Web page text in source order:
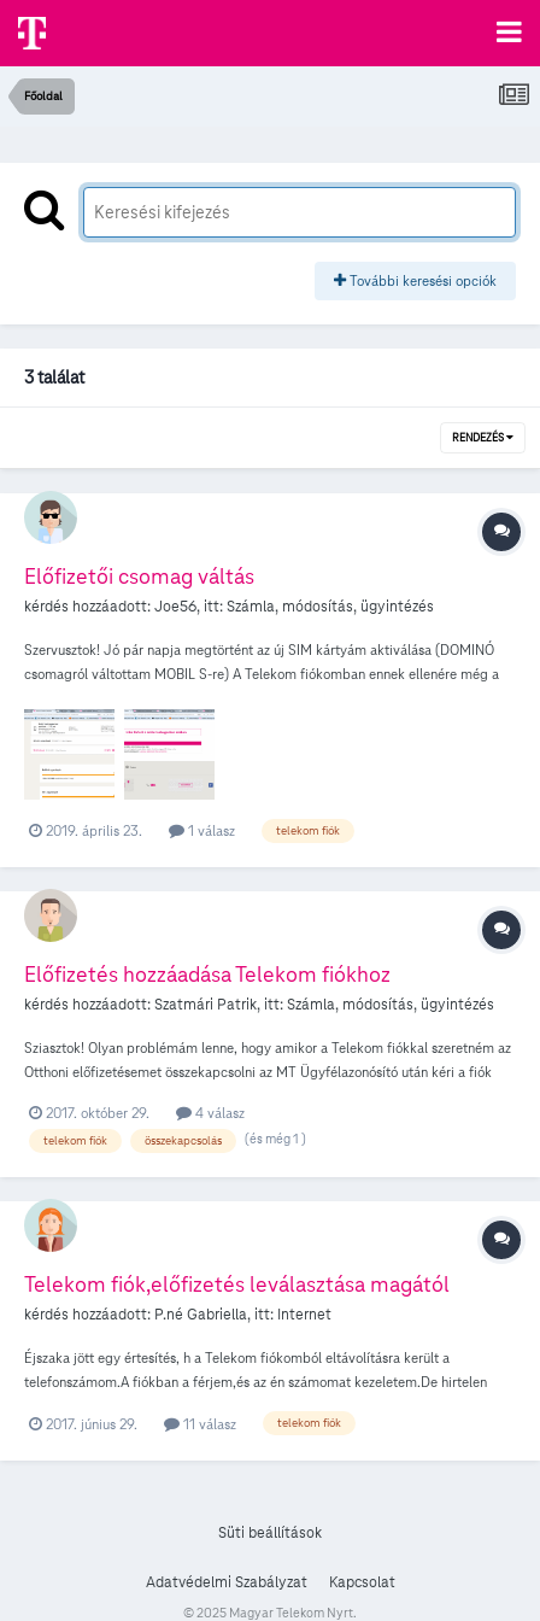
Főoldal
További keresési opciók
3 találat
RENDEZÉS
Előfizetői csomag váltás
kérdés hozzáadott:Joe56, itt:Számla, módosítás, ügyintézés
Szervusztok! Jó pár napja megtörtént az új SIM kártyám aktiválása (DOMINÓ
csomagról váltottam MOBIL S-re) A Telekom fiókomban ennek ellenére még a
szöveg olvasható az adott telefonszámhoz kapcsolódóan. Az "egyenleged"
sorban pedig továbbra sem látható a feltöltőkártyás előfizetésből áthozott 4111,-
Ft. Ez kb. milyen hosszú ideig maradhat így? Összefügg-e ezzel a pillanatnyi
helyzettel, hogy a fiókomban böngészve, többek között a "Számlák" menüpont
alatti Számlázási beállítások megnyitásakor, a "Telekom_2.png" képen látható
felirat jelenik meg. Ez utóbbi a végeredmény az említett előfizetés menüjénél
szereplő "Alapadatok -- személyes adatok" megnyitásakor is. Üdvözlettel: Joe56
2019. április 23. 1 válasz telekom fiók
Előfizetés hozzáadása Telekom fiókhoz
kérdés hozzáadott:Szatmári Patrik, itt:Számla, módosítás, ügyintézés
Sziasztok! Olyan problémám lenne, hogy amikor a Telekom fiókkal szeretném az
Otthoni előfizetésemet összekapcsolni az MT Ügyfélazonósító után kéri a fiók
van ez? Már mindennel Próbálkoztam!
2017. október 29. 4 válasz
telekom fiók összekapcsolás (és még 1 )
Telekom fiók,előfizetés leválasztása magától
kérdés hozzáadott: P.né Gabriella, itt: Internet
Éjszaka jött egy értesítés, h a Telekom fiókomból eltávolításra került a
telefonszámom.A fiókban a férjem,és az én számomat kezeletem.De hirtelen
2017. június 29.
11 válasz telekom fiók
Süti beállítások
Adatvédelmi Szabályzat Kapcsolat
© 2025 Magyar Telekom Nyrt.